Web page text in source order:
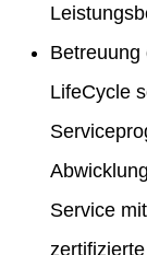
Betreuung
LifeCycle
Service